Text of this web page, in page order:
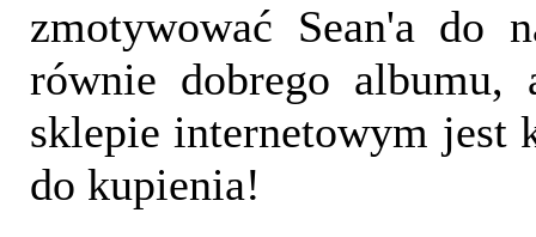
zmotywować Sean'a do
równie dobrego
sklepie internetowym jest
do kupienia!